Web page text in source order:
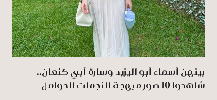
بينهن أسماء أبو اليزيد وسارة أبي كنعان..
شاهدوا 10 صور مبهجة للنجمات الحوامل